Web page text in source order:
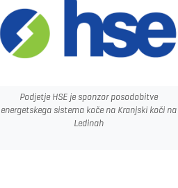
Podjetje HSE je sponzor posodobitve
energetskega sistema koče na Kranjski koči na
Ledinah